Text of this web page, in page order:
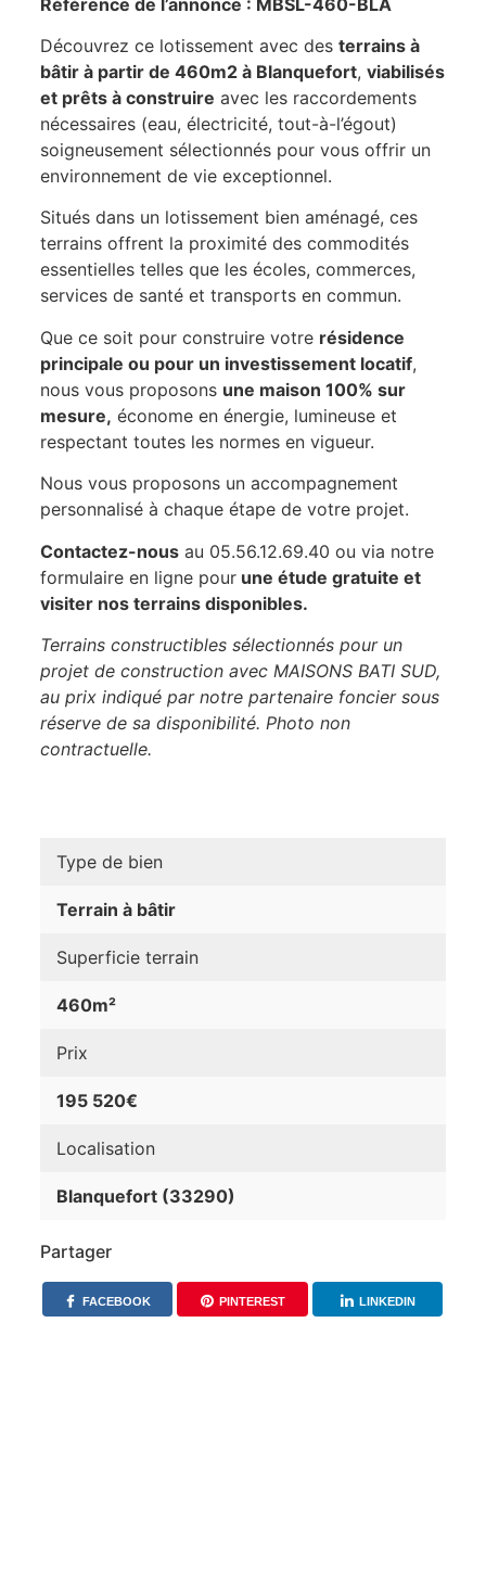
Découvrez ce lotissement avec des terrains à
bâtir à partir de 460m2 à Blanquefort, viabilisés
et prêts à construire avec les raccordements
nécessaires (eau, électricité, tout-à-l’égout)
soigneusement sélectionnés pour vous offrir un
environnement de vie exceptionnel.
Situés dans un lotissement bien aménagé, ces
terrains offrent la proximité des commodités
essentielles telles que les écoles, commerces,
services de santé et transports en commun.
Que ce soit pour construire votre résidence
principale ou pour un investissement locatif,
nous vous proposons une maison 100% sur
mesure, économe en énergie, lumineuse et
respectant toutes les normes en vigueur.
Nous vous proposons un accompagnement
personnalisé à chaque étape de votre projet.
Contactez-nous au 05.56.12.69.40 ou via notre
formulaire en ligne pour une étude gratuite et
visiter nos terrains disponibles.
Terrains constructibles sélectionnés pour un
projet de construction avec MAISONS BATI SUD,
au prix indiqué par notre partenaire foncier sous
réserve de sa disponibilité. Photo non
contractuelle.
Type de bien
Terrain à bâtir
Superficie terrain
460m²
Prix
195 520€
Localisation
Blanquefort (33290)
Partager
FACEBOOK PINTEREST LINKEDIN